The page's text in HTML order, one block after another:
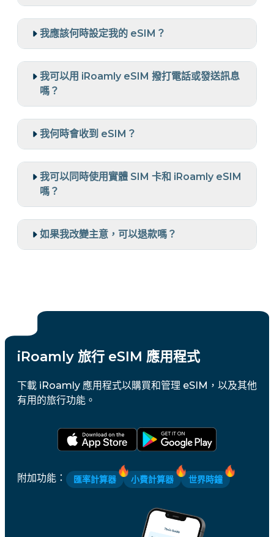
我應該何時設定我的 eSIM？
我可以用 iRoamly eSIM 撥打電話或發送訊息
嗎？
我何時會收到 eSIM？
我可以同時使用實體 SIM 卡和 iRoamly eSIM
嗎？
如果我改變主意，可以退款嗎？
iRoamly 旅行 eSIM 應用程式
下載 iRoamly 應用程式以購買和管理 eSIM，以及其他
有用的旅行功能。
附加功能 ： 匯率計算器 小費計算器 世界時鐘